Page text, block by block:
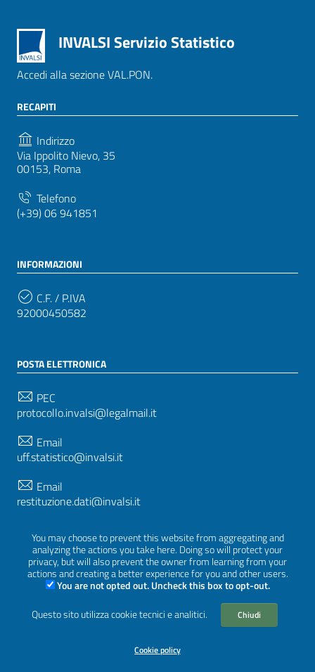
You may choose to prevent this website from aggregating and
analyzing the actions you take here. Doing so will protect your
privacy, but will also prevent the owner from learning from your
actions and creating a better experience for you and other users.
You are not opted out. Uncheck this box to opt-out.
Questo sito utilizza cookie tecnici e analitici.
Chiudi
Cookie policy
INVALSI Servizio Statistico
Accedi alla sezione VAL.PON.
RECAPITI
Indirizzo
Via Ippolito Nievo, 35
00153, Roma
Telefono
(+39) 06 941851
INFORMAZIONI
C.F. / P.IVA
92000450582
POSTA ELETTRONICA
PEC
protocollo.invalsi@legalmail.it
Email
uff.statistico@invalsi.it
Email
restituzione.dati@invalsi.it
SEGUICI SU
Sezione Link Utili
Privacy | Cookie policy | Crediti |Tema grafico ItaliaWP2
Prototipo per siti PA di AgID